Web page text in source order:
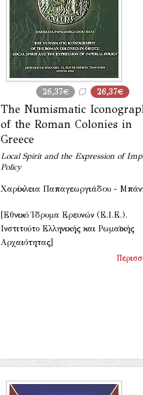
26,37€ 26,37€
The Numismatic
of the Roman Colonies in
Greece
Local Spirit and the Expression of
Policy
Χαρίκλεια Παπαγεωργιάδου -
[Εθνικό Ίδρυμα Ερευνών (Ε.Ι.Ε.).
Ινστιτούτο Ελληνικής και Ρωμαϊκής
Αρχαιότητας]